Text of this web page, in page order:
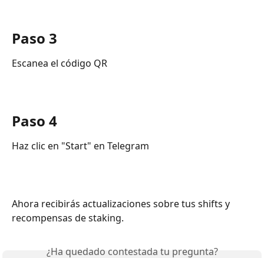
Paso 3
Escanea el código QR
Paso 4
Haz clic en "Start" en Telegram
Ahora recibirás actualizaciones sobre tus shifts y
recompensas de staking.
¿Ha quedado contestada tu pregunta?